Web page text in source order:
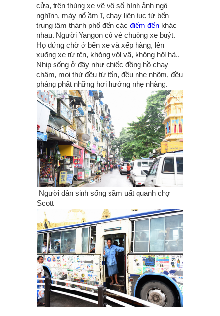
cửa, trên thùng xe vẽ vô số hình ảnh ngộ
nghĩnh, máy nổ ầm ĩ, chạy liên tục từ bến
trung tâm thành phố đến các điểm đến khác
nhau. Người Yangon có vẻ chuộng xe buýt.
Họ đứng chờ ở bến xe và xếp hàng, lên
xuống xe từ tốn, không vội vã, không hối hả..
Nhịp sống ở đây như chiếc đồng hồ chạy
chậm, mọi thứ đều từ tốn, đều nhẹ nhõm, đều
phảng phất những hơi hướng nhẹ nhàng.
Người dân sinh sống sầm uất quanh chợ
Scott